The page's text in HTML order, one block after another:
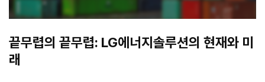
끝무렵의 끝무렵: LG에너지솔루션의 현재와 미
래